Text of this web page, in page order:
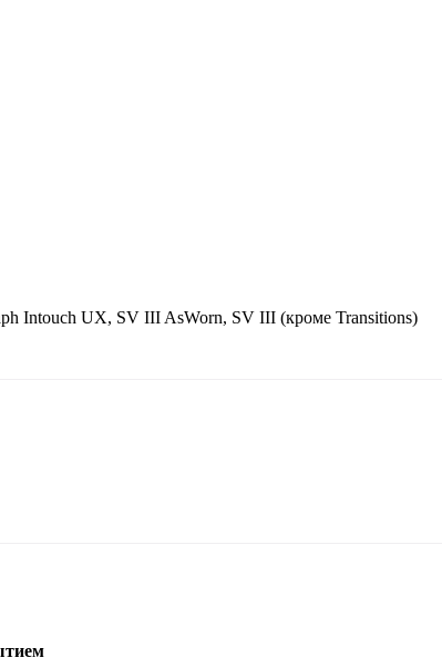
Intouch UX, SV III AsWorn, SV III (кроме Transitions)